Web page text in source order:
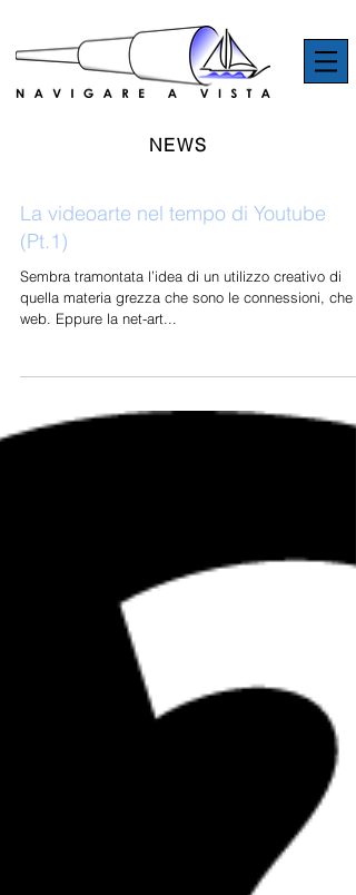
NEWS
La videoarte nel tempo di Youtube
(Pt.1)
Sembra tramontata l’idea di un utilizzo creativo di
quella materia grezza che sono le connessioni, che
web. Eppure la net-art...